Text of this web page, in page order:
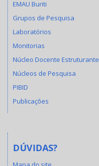
EMAU Buriti
Grupos de Pesquisa
Laboratórios
Monitorias
Núcleo Docente Estruturante
Núcleos de Pesquisa
PIBID
Publicações
DÚVIDAS?